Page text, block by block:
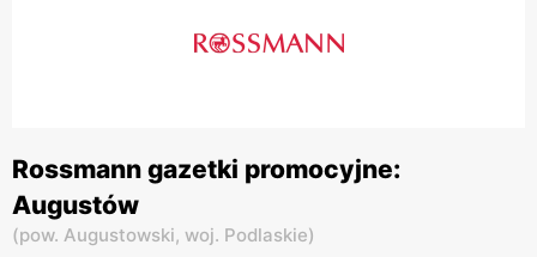
Rossmann gazetki promocyjne:
Augustów
(pow. Augustowski, woj. Podlaskie)